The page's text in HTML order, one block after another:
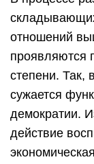
отношений
проявляются
степени. Так,
сужается
демократии.
действие